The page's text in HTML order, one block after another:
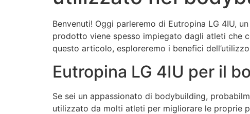
Benvenuti! Oggi parleremo di Eutropina LG 4IU,
prodotto viene spesso impiegato dagli atleti che
questo articolo, esploreremo i benefici
Eutropina LG 4IU per il
Se sei un appassionato di bodybuilding,
utilizzato da molti atleti per migliorare le proprie